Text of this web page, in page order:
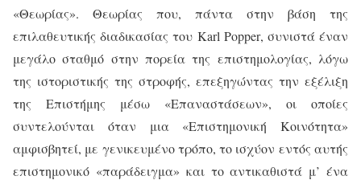
«Θεωρίας». Θεωρίας που, πάντα στην βάση της
επιλαθευτικής διαδικασίας του Karl Popper, συνιστά έναν
μεγάλο σταθμό στην πορεία της επιστημολογίας, λόγω
της ιστοριστικής της στροφής, επεξηγώντας την εξέλιξη
της Επιστήμης μέσω «Επαναστάσεων», οι οποίες
συντελούνται όταν μια «Επιστημονική Κοινότητα»
αμφισβητεί, με γενικευμένο τρόπο, το ισχύον εντός αυτής
επιστημονικό «παράδειγμα» και το αντικαθιστά μ’ ένα